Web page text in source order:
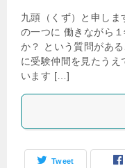
九頭（くず）と申しま
の一つに 働きながら
か？ という質問があ
に受験仲間を見たうえ
います […]
Tweet